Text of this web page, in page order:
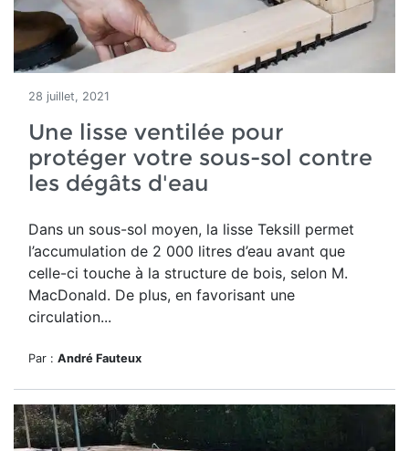
28 juillet, 2021
Une lisse ventilée pour
protéger votre sous-sol contre
les dégâts d'eau
Dans un sous-sol moyen, la lisse Teksill permet
l’accumulation de 2 000 litres d’eau avant que
celle-ci touche à la structure de bois, selon M.
MacDonald. De plus, en favorisant une
circulation...
Par : André Fauteux